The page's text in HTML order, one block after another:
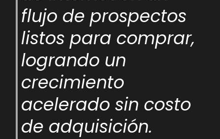
flujo de prospectos
listos para comprar,
logrando un
crecimiento
acelerado sin costo
de adquisición.